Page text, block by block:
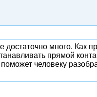
много. Как
прямой
человеку